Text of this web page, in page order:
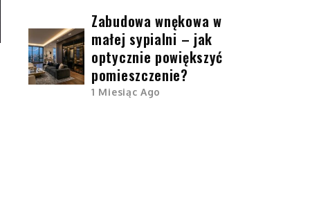
Zabudowa wnękowa w
małej sypialni – jak
optycznie powiększyć
pomieszczenie?
1 Miesiąc Ago